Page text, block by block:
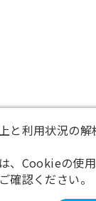
と利用状況の
、Cookieの使
確認ください。